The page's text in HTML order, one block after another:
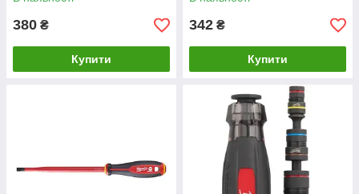
380 ₴
Купити
342 ₴
Купити